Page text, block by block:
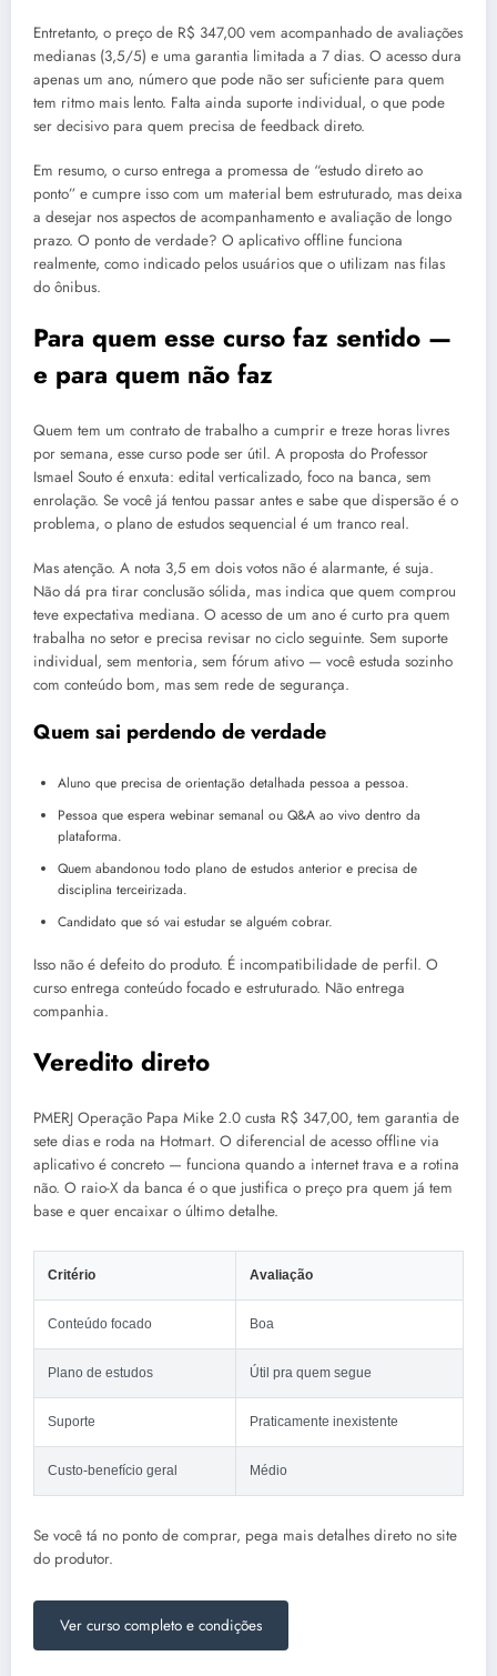
Entretanto, o preço de R$ 347,00 vem acompanhado de avaliações
medianas (3,5/5) e uma garantia limitada a 7 dias. O acesso dura
apenas um ano, número que pode não ser suficiente para quem
tem ritmo mais lento. Falta ainda suporte individual, o que pode
ser decisivo para quem precisa de feedback direto.
Em resumo, o curso entrega a promessa de “estudo direto ao
ponto” e cumpre isso com um material bem estruturado, mas deixa
a desejar nos aspectos de acompanhamento e avaliação de longo
prazo. O ponto de verdade? O aplicativo offline funciona
realmente, como indicado pelos usuários que o utilizam nas filas
do ônibus.
Para quem esse curso faz sentido —
e para quem não faz
Quem tem um contrato de trabalho a cumprir e treze horas livres
por semana, esse curso pode ser útil. A proposta do Professor
Ismael Souto é enxuta: edital verticalizado, foco na banca, sem
enrolação. Se você já tentou passar antes e sabe que dispersão é o
problema, o plano de estudos sequencial é um tranco real.
Mas atenção. A nota 3,5 em dois votos não é alarmante, é suja.
Não dá pra tirar conclusão sólida, mas indica que quem comprou
teve expectativa mediana. O acesso de um ano é curto pra quem
trabalha no setor e precisa revisar no ciclo seguinte. Sem suporte
individual, sem mentoria, sem fórum ativo — você estuda sozinho
com conteúdo bom, mas sem rede de segurança.
Quem sai perdendo de verdade
Aluno que precisa de orientação detalhada pessoa a pessoa.
Pessoa que espera webinar semanal ou Q&A ao vivo dentro da
plataforma.
Quem abandonou todo plano de estudos anterior e precisa de
disciplina terceirizada.
Candidato que só vai estudar se alguém cobrar.
Isso não é defeito do produto. É incompatibilidade de perfil. O
curso entrega conteúdo focado e estruturado. Não entrega
companhia.
Veredito direto
PMERJ Operação Papa Mike 2.0 custa R$ 347,00, tem garantia de
sete dias e roda na Hotmart. O diferencial de acesso offline via
aplicativo é concreto — funciona quando a internet trava e a rotina
não. O raio-X da banca é o que justifica o preço pra quem já tem
base e quer encaixar o último detalhe.
Critério Avaliação
Conteúdo focado Boa
Plano de estudos Útil pra quem segue
Suporte Praticamente inexistente
Custo-benefício geral Médio
Se você tá no ponto de comprar, pega mais detalhes direto no site
do produtor.
Ver curso completo e condições